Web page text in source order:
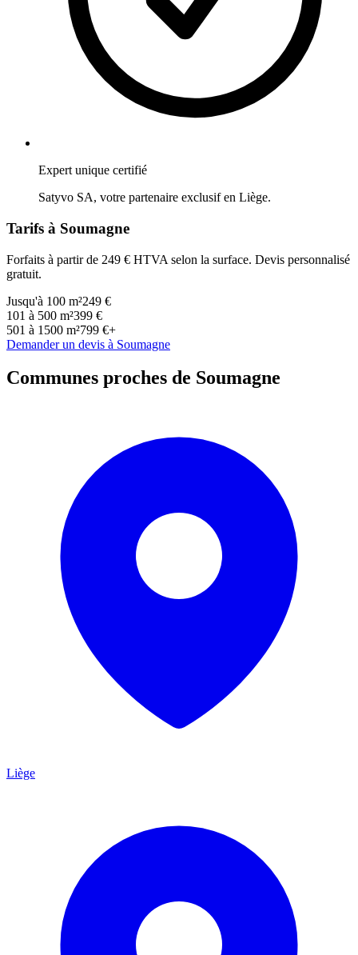
Expert unique certifié
Satyvo SA, votre partenaire exclusif en Liège.
Tarifs à Soumagne
Forfaits à partir de 249 € HTVA selon la surface. Devis personnalisé
gratuit.
Jusqu'à 100 m²249 €
101 à 500 m²399 €
501 à 1500 m²799 €+
Demander un devis à Soumagne
Communes proches de Soumagne
Liège